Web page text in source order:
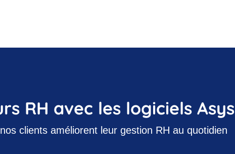
RH avec les logiciels Asys
clients améliorent leur gestion RH au quotidien